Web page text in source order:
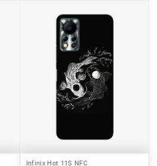
Infinix Hot 11S NFC